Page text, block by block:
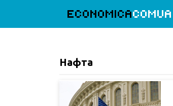
ECONOMICACOMUA
Нафта